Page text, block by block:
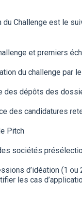
du Challenge est le
et premiers
du challenge par
des dépôts des
des candidatures
Pitch
sociétés
d’idéation (1
les cas